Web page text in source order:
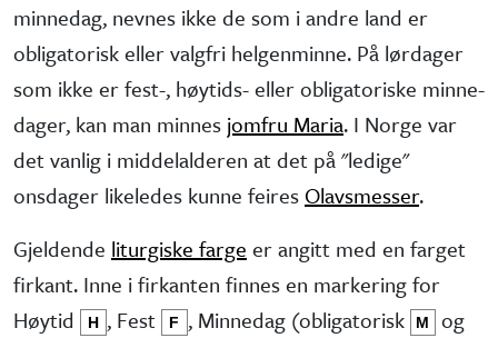
minne­dag, nevnes ikke de som i andre land er
obliga­torisk eller valgfri helgen­minne. På lørdager
som ikke er fest-, høytids- eller obliga­toriske minne­
dager, kan man minnes jomfru Maria. I Norge var
det vanlig i middel­alderen at det på "ledige"
onsdager like­ledes kunne feires Olavsmesser.
Gjeldende liturgiske farge er angitt med en farget
firkant. Inne i firkanten finnes en markering for
Høytid
H , Fest F , Minne­dag (obliga­torisk M
og